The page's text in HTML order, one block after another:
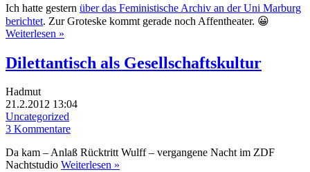
Ich hatte gestern über das Feministische Archiv an der Uni Marburg
berichtet. Zur Groteske kommt gerade noch Affentheater. 😀
Weiterlesen »
Dilettantisch als Gesellschaftskultur
Hadmut
21.2.2012 13:04
Uncategorized
3 Kommentare
Da kam – Anlaß Rücktritt Wulff – vergangene Nacht im ZDF
Nachtstudio Weiterlesen »